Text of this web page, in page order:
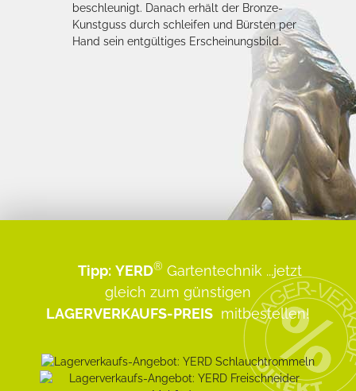
beschleunigt. Danach erhält der Bronze-
Kunstguss durch schleifen und Bürsten per
Hand sein entgültiges Erscheinungsbild.
Tipp: YERD® Gartentechnik ...jetzt
gleich zum günstigen
LAGERVERKAUFS-PREIS mitbestellen!